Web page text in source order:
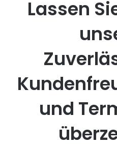
Lassen
und